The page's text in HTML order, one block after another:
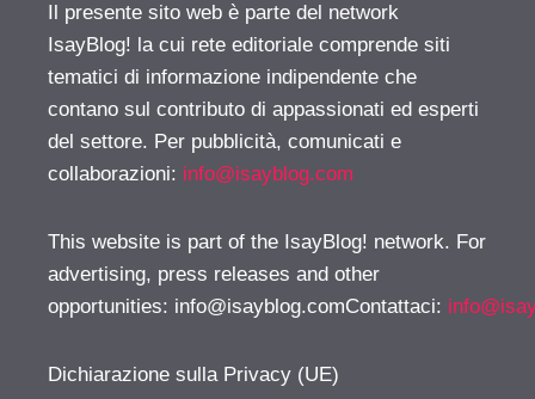
Il presente sito web è parte del network
IsayBlog! la cui rete editoriale comprende siti
tematici di informazione indipendente che
contano sul contributo di appassionati ed esperti
del settore. Per pubblicità, comunicati e
collaborazioni: info@isayblog.com
This website is part of the IsayBlog! network. For
advertising, press releases and other
opportunities: info@isayblog.comContattaci:
Dichiarazione sulla Privacy (UE)